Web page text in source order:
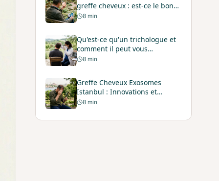
greffe cheveux : est-ce le bon
moment ?
8 min
Qu'est-ce qu'un trichologue et
comment il peut vous
accompagner dans votre perte
8 min
Greffe Cheveux Exosomes
Istanbul : Innovations et
Protocoles en 2026
8 min